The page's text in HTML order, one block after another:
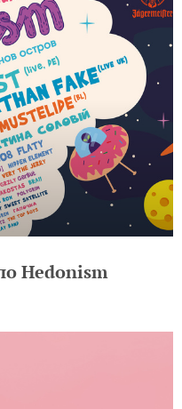
Hedonism